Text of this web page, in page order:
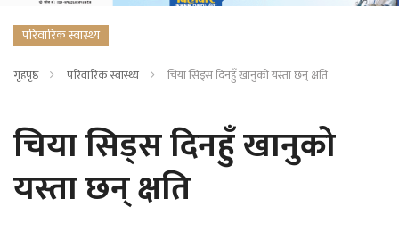
परिवारिक स्वास्थ्य
गृहपृष्ठ परिवारिक स्वास्थ्य चिया सिड्स दिनहुँ खानुको यस्ता छन् क्षति
चिया सिड्स दिनहुँ खानुको
यस्ता छन् क्षति